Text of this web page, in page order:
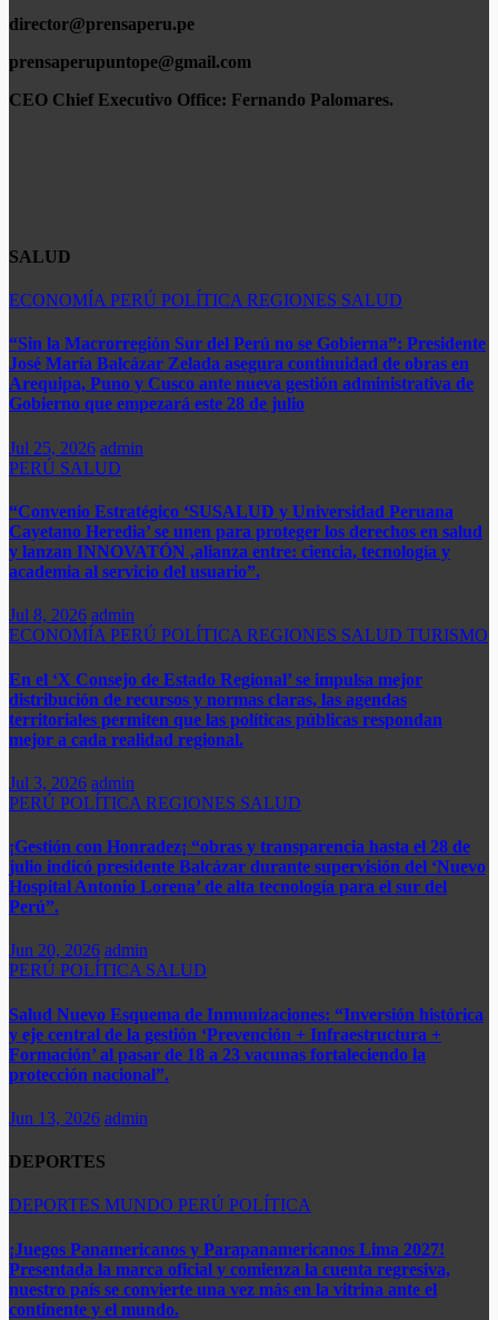
director@prensaperu.pe
prensaperupuntope@gmail.com
CEO Chief Executivo Office: Fernando Palomares.
SALUD
ECONOMÍA PERÚ POLÍTICA REGIONES SALUD
“Sin la Macrorregión Sur del Perú no se Gobierna”: Presidente
José María Balcázar Zelada asegura continuidad de obras en
Arequipa, Puno y Cusco ante nueva gestión administrativa de
Gobierno que empezará este 28 de julio
Jul 25, 2026 admin
PERÚ SALUD
“Convenio Estratégico ‘SUSALUD y Universidad Peruana
Cayetano Heredia’ se unen para proteger los derechos en salud
y lanzan INNOVATÓN ,alianza entre: ​ciencia, tecnología y
academia al servicio del usuario”.
Jul 8, 2026 admin
ECONOMÍA PERÚ POLÍTICA REGIONES SALUD TURISMO
En el ‘X Consejo de Estado Regional’ se impulsa mejor
distribución de recursos y normas claras, las agendas
territoriales permiten que las políticas públicas respondan
mejor a cada realidad regional.
Jul 3, 2026 admin
PERÚ POLÍTICA REGIONES SALUD
¡Gestión con Honradez¡ “obras y transparencia hasta el 28 de
julio indicó presidente Balcázar durante supervisión del ‘Nuevo
Hospital Antonio Lorena’ de alta tecnología para el sur del
Perú”.​
Jun 20, 2026 admin
PERÚ POLÍTICA SALUD
Salud Nuevo Esquema de Inmunizaciones: “Inversión histórica
y eje central de la gestión ‘Prevención + Infraestructura +
Formación’ al pasar de 18 a 23 vacunas fortaleciendo la
protección nacional”.
Jun 13, 2026 admin
DEPORTES
DEPORTES MUNDO PERÚ POLÍTICA
¡Juegos Panamericanos y Parapanamericanos Lima 2027!
Presentada la marca oficial y comienza la cuenta regresiva,
nuestro país se convierte una vez más en la vitrina ante el
continente y el mundo.​